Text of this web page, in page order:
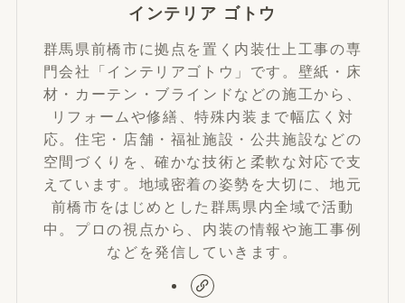
インテリア ゴトウ
群馬県前橋市に拠点を置く内装仕上工事の専
門会社「インテリアゴトウ」です。壁紙・床
材・カーテン・ブラインドなどの施工から、
リフォームや修繕、特殊内装まで幅広く対
応。住宅・店舗・福祉施設・公共施設などの
空間づくりを、確かな技術と柔軟な対応で支
えています。地域密着の姿勢を大切に、地元
前橋市をはじめとした群馬県内全域で活動
中。プロの視点から、内装の情報や施工事例
などを発信していきます。